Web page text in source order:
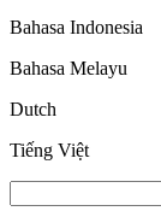
Bahasa Indonesia
Bahasa Melayu
Dutch
Tiếng Việt